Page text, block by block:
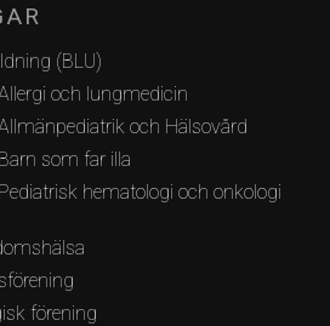
(BLU)
och lungmedicin
och Hälsovård
som far illa
hematologi och onkologi
förening